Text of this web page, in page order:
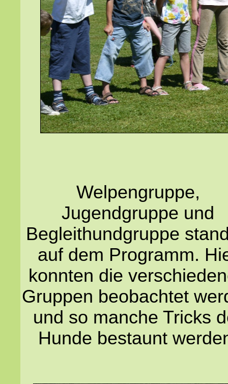
Welpengruppe,
Jugendgruppe und
Begleithundgruppe
auf dem Programm.
konnten die
Gruppen beobachtet
und so manche Tricks
Hunde bestaunt